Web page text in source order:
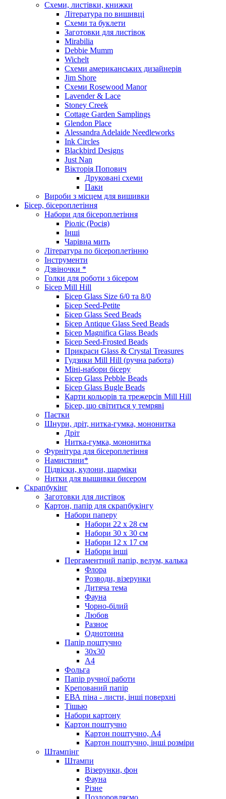
Схеми, листівки, книжки
Література по вишивці
Схеми та буклети
Заготовки для листівок
Mirabilia
Debbie Mumm
Wichelt
Схеми американських дизайнерів
Jim Shore
Cхеми Rosewood Manor
Lavender & Lace
Stoney Creek
Cottage Garden Samplings
Glendon Place
Alessandra Adelaide Needleworks
Ink Circles
Blackbird Designs
Just Nan
Вікторія Попович
Друковані схеми
Паки
Вироби з місцем для вишивки
Бісер, бісероплетіння
Набори для бісероплетіння
Ріоліс (Росія)
Інші
Чарівна мить
Література по бісероплетінню
Інструменти
Дзвіночки *
Голки для роботи з бісером
Бісер Mill Hill
Бісер Glass Size 6/0 та 8/0
Бісер Seed-Petite
Бісер Glass Seed Beads
Бісер Antique Glass Seed Beads
Бісер Magnifica Glass Beads
Бісер Seed-Frosted Beads
Прикраси Glass & Crystal Treasures
Гудзики Mill Hill (ручна работа)
Міні-набори бісеру
Бісер Glass Pebble Beads
Бісер Glass Bugle Beads
Карти кольорів та трежерсів Mill Hill
Бісер, що світиться у темряві
Паєтки
Шнури, дріт, нитка-гумка, мононитка
Дріт
Нитка-гумка, мононитка
Фурнітура для бісероплетіння
Намистини*
Підвіски, кулони, шарміки
Нитки для вышивки бисером
Скрапбукінг
Заготовки для листівок
Картон, папір для скрапбукінгу
Набори паперу
Набори 22 х 28 см
Набори 30 х 30 см
Набори 12 х 17 см
Набори інші
Пергаментний папір, велум, калька
Флора
Розводи, візерунки
Дитяча тема
Фауна
Чорно-білий
Любов
Разное
Однотонна
Папір поштучно
30х30
А4
Фольга
Папір ручної работи
Крепований папір
ЕВА піна - листи, інші поверхні
Тішью
Набори картону
Картон поштучно
Картон поштучно, А4
Картон поштучно, інші розміри
Штампінг
Штампи
Візерунки, фон
Фауна
Різне
Поздоровляємо